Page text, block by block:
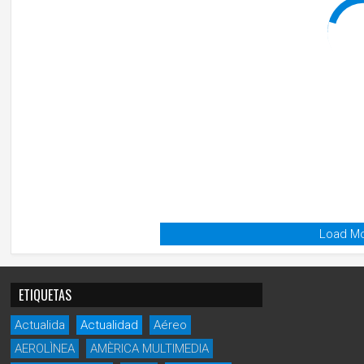
Load
ETIQUETAS
Actualida Actualidad
Aéreo
AEROLÌNEA
AMÈRICA MULTIMEDIA